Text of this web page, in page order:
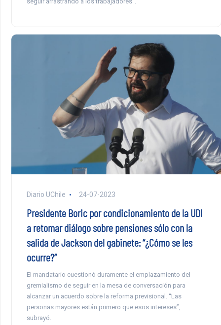
Diario UChile 24-07-2023
Presidente Boric por condicionamiento de la UDI
a retomar diálogo sobre pensiones sólo con la
salida de Jackson del gabinete: “¿Cómo se les
ocurre?”
El mandatario cuestionó duramente el emplazamiento del
gremialismo de seguir en la mesa de conversación para
alcanzar un acuerdo sobre la reforma previsional. “Las
personas mayores están primero que esos intereses”,
subrayó.